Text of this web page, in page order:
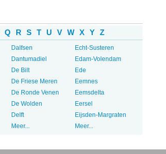
Q R S T U V W X Y Z
Dalfsen
Dantumadiel
De Bilt
De Friese Meren
De Ronde Venen
De Wolden
Delft
Meer...
Echt-Susteren
Edam-Volendam
Ede
Eemnes
Eemsdelta
Eersel
Eijsden-Margraten
Meer...